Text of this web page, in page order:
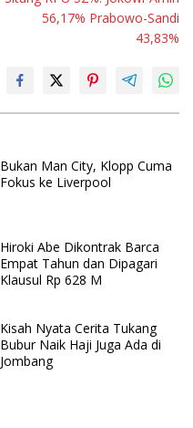
e
56,17% Prabowo-Sandi
43,83%
Bukan Man City, Klopp Cuma
Fokus ke Liverpool
Hiroki Abe Dikontrak Barca
Empat Tahun dan Dipagari
Klausul Rp 628 M
Kisah Nyata Cerita Tukang
Bubur Naik Haji Juga Ada di
Jombang